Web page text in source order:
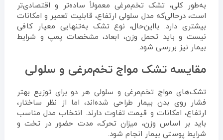
به‌طور کلی، تشک تخم‌مرغی معمولاً ساده‌تر و اقتصادی‌تر
است، درحالی‌که مدل سلولی ارتفاع، قابلیت تعمیر و امکانات
بیشتری دارد. بااین‌حال، نوع تشک به‌تنهایی معیار کافی
نیست و باید تحمل وزن، ابعاد، مشخصات پمپ و شرایط
بیمار نیز بررسی شود.
مقایسه تشک مواج تخم‌مرغی و سلولی
تشک‌های مواج تخم‌مرغی و سلولی هر دو برای توزیع بهتر
فشار روی بدن بیمار طراحی شده‌اند، اما از نظر ساختار،
ارتفاع، امکانات و قیمت تفاوت دارند. انتخاب مدل مناسب
باید بر اساس وزن، میزان تحرک، مدت حضور در تخت و
شرایط پوستی بیمار انجام شود.